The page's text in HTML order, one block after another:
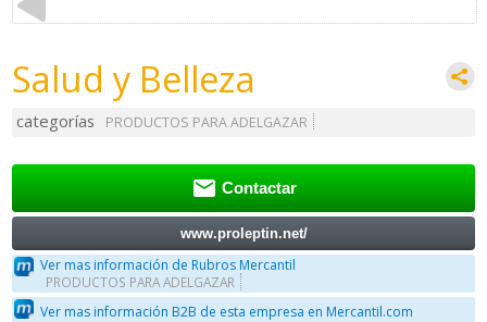
Salud y Belleza
categorías PRODUCTOS PARA ADELGAZAR
 Contactar
www.proleptin.net/
Ver mas información de Rubros Mercantil
PRODUCTOS PARA ADELGAZAR
Ver mas información B2B de esta empresa en Mercantil.com